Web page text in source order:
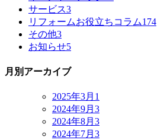
サービス3
リフォームお役立ちコラム174
その他3
お知らせ5
月別アーカイブ
2025年3月 1
2024年9月 3
2024年8月 3
2024年7月 3